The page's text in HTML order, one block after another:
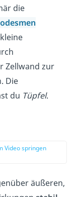
die
Zellwand zur
Die
du Tüpfel.
Video springen
äußeren,